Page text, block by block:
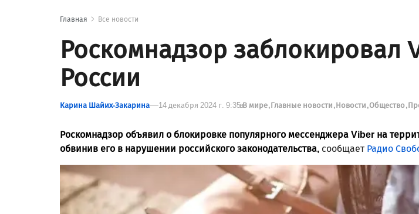
Главная Все новости
Роскомнадзор заблокировал
России
Карина Шайих-Закарина 14 декабря 2024 г. 9:35вВ мире Главные новости НовостиОбщество
Роскомнадзор объявил о блокировке популярного мессенджера Viber на
обвинив его в нарушении российского законодательства, сообщает Радио